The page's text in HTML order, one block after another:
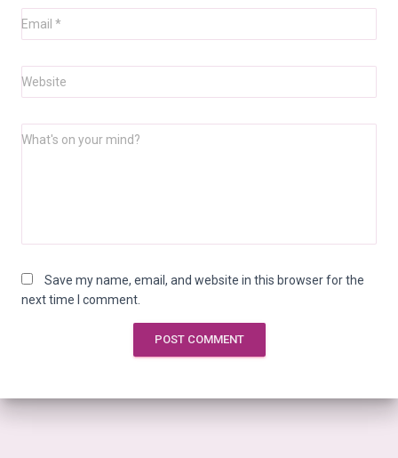
Email *
Website
What's on your mind?
Save my name, email, and website in this browser for the
next time I comment.